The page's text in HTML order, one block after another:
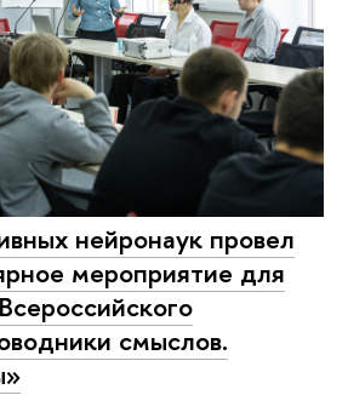
нейронаук провел
мероприятие для
смыслов.